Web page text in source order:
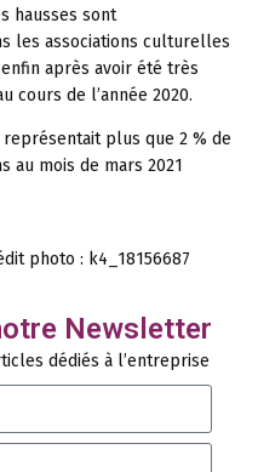
hausses sont
les associations culturelles
après avoir été très
cours de l’année 2020.
plus que 2 % de
au mois de mars 2021
photo : k4_18156687
Newsletter
dédiés à l’entreprise